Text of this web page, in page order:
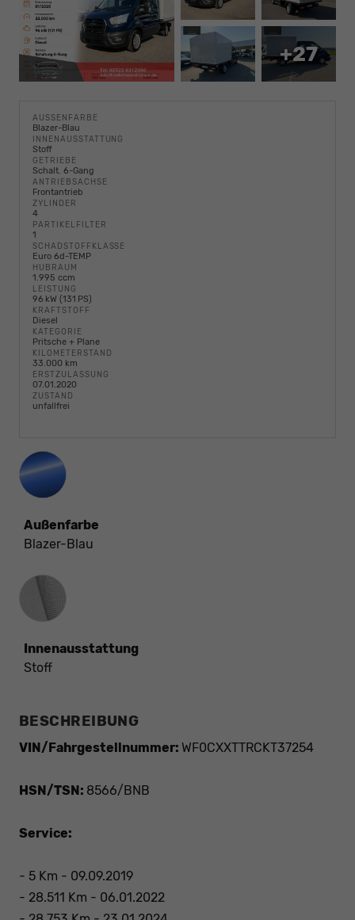
+27
AUSSENFARBE
Blazer-Blau
INNENAUSSTATTUNG
Stoff
GETRIEBE
Schalt. 6-Gang
ANTRIEBSACHSE
Frontantrieb
ZYLINDER
4
PARTIKELFILTER
1
SCHADSTOFFKLASSE
Euro 6d-TEMP
HUBRAUM
1.995 ccm
LEISTUNG
96 kW (131 PS)
KRAFTSTOFF
Diesel
KATEGORIE
Pritsche + Plane
KILOMETERSTAND
33.000 km
ERSTZULASSUNG
07.01.2020
ZUSTAND
unfallfrei
Außenfarbe
Blazer-Blau
Innenausstattung
Innenausstattung
Stoff
BESCHREIBUNG
VIN/Fahrgestellnummer: WF0CXXTTRCKT37254
HSN/TSN: 8566/BNB
Service:
- 5 Km - 09.09.2019
- 28.511 Km - 06.01.2022